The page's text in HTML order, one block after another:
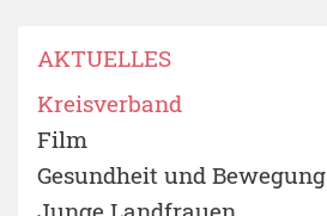
AKTUELLES
Kreisverband
Film
Gesundheit und Bewegung